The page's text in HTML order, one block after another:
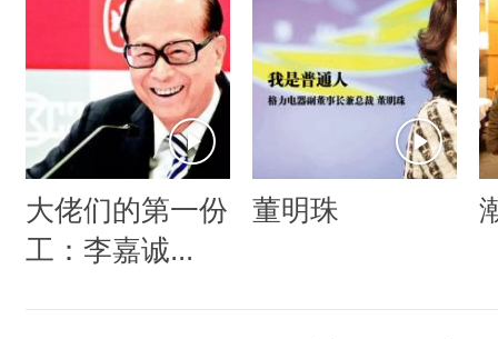
大佬们的第一份
工：李嘉诚...
董明珠